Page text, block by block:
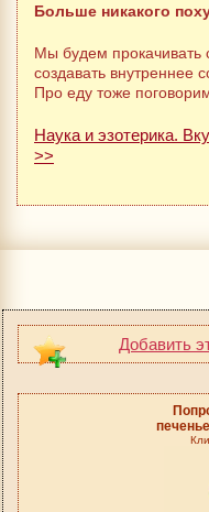
Больше никакого
Мы будем прокачивать
создавать внутреннее
Про еду тоже
Наука и эзотерика.
>>
Добавить